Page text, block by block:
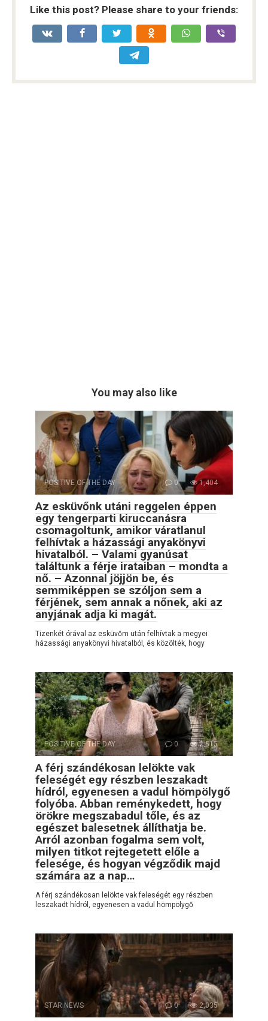
Like this post? Please share to your friends:
You may also like
POSITIVE OF THE DAY 0 1,404
Az esküvőnk utáni reggelen éppen
egy tengerparti kiruccanásra
csomagoltunk, amikor váratlanul
felhívtak a házassági anyakönyvi
hivatalból. – Valami gyanúsat
találtunk a férje irataiban – mondta a
nő. – Azonnal jöjjön be, és
semmiképpen se szóljon sem a
férjének, sem annak a nőnek, aki az
anyjának adja ki magát.
Tizenkét órával az esküvőm után felhívtak a megyei
házassági anyakönyvi hivatalból, és közölték, hogy
POSITIVE OF THE DAY 0 2,515
A férj szándékosan lelökte vak
feleségét egy részben leszakadt
hídról, egyenesen a vadul hömpölygő
folyóba. Abban reménykedett, hogy
örökre megszabadul tőle, és az
egészet balesetnek állíthatja be.
Arról azonban fogalma sem volt,
milyen titkot rejtegetett előle a
felesége, és hogyan végződik majd
számára az a nap…
A férj szándékosan lelökte vak feleségét egy részben
leszakadt hídról, egyenesen a vadul hömpölygő
STAR NEWS 0 2,035